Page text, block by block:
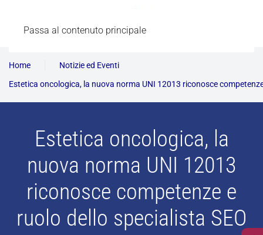
Passa al contenuto principale
Home
Notizie ed Eventi
Estetica oncologica, la nuova norma UNI 12013 riconosce
Estetica oncologica, la
nuova norma UNI 12013
riconosce competenze e
ruolo dello specialista SEO